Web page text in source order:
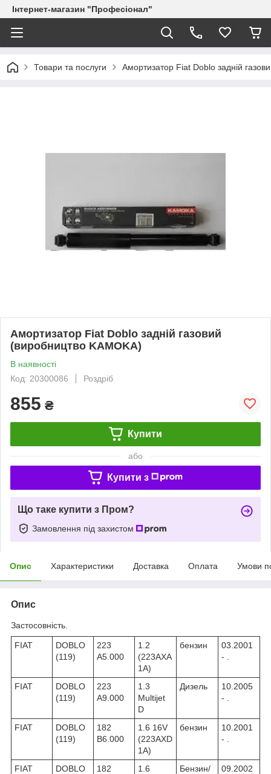
Інтернет-магазин "Професіонал"
Товари та послуги Амортизатор Fiat Doblo задній
Амортизатор Fiat Doblo задній газовий
(виробництво KAMOKA)
В наявності
Код: 20300086
Роздріб
855 ₴
Купити
або
Купити з
Що таке купити з Пром?
Замовлення під захистом
Опис Характеристики Доставка Оплата Умови
Опис
Застосовність.
FIAT
DOBLO
(119)
223
A5.000
1.2
(223AXA
1A)
бензин
03.2001
- .
FIAT
DOBLO
(119)
223
A9.000
1.3
Multijet
D
Дизель
10.2005
- .
FIAT
DOBLO
(119)
182
B6.000
1.6 16V
(223AXD
1A)
бензин
10.2001
- .
FIAT
DOBLO
182
1.6
Бензин/
09.2002